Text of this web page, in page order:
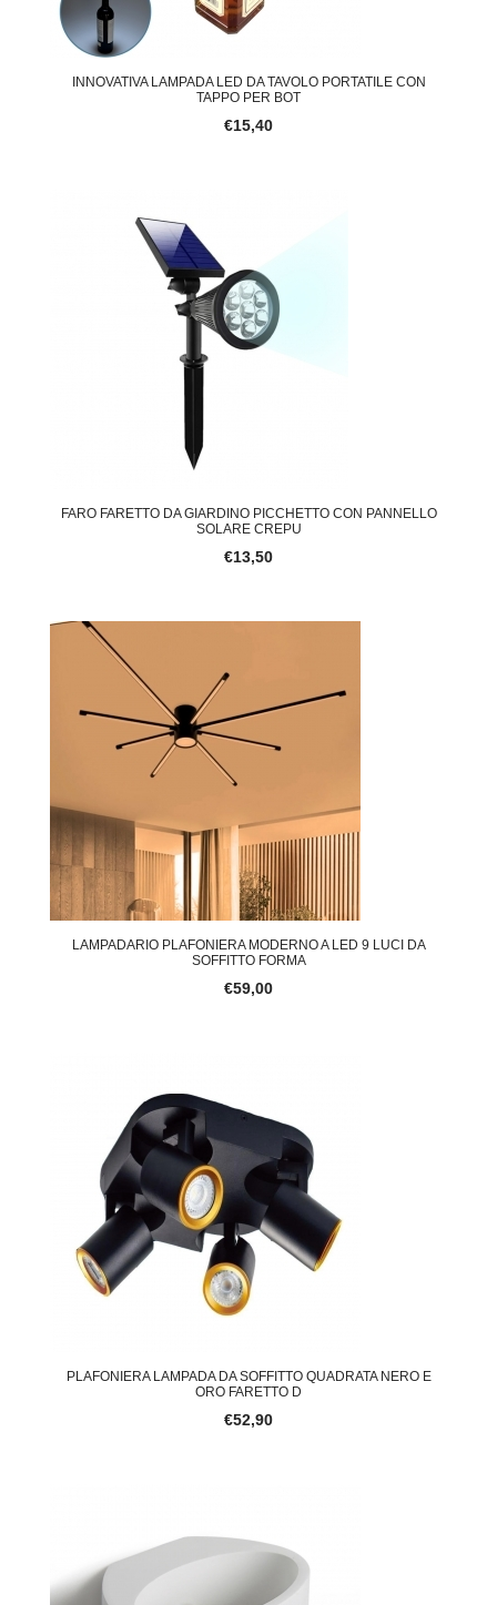
INNOVATIVA LAMPADA LED DA TAVOLO PORTATILE CON
TAPPO PER BOT
€15,40
FARO FARETTO DA GIARDINO PICCHETTO CON PANNELLO
SOLARE CREPU
€13,50
LAMPADARIO PLAFONIERA MODERNO A LED 9 LUCI DA
SOFFITTO FORMA
€59,00
PLAFONIERA LAMPADA DA SOFFITTO QUADRATA NERO E
ORO FARETTO D
€52,90